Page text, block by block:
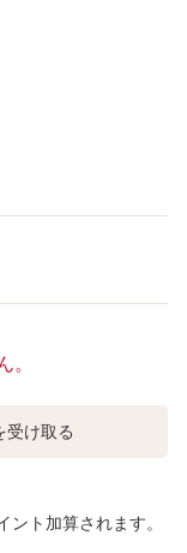
受け取る
ント加算されます。